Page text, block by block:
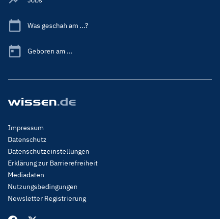
Was geschah am ...?
Geboren am ...
Footer
Menu
Legal
Impressum
Datenschutz
Datenschutzeinstellungen
Erklärung zur Barrierefreiheit
Mediadaten
Nutzungsbedingungen
Newsletter Registrierung